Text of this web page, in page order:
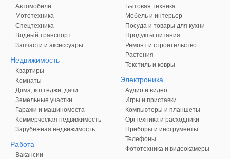
Автомобили
Мототехника
Спецтехника
Водный транспорт
Запчасти и аксессуары
Недвижимость
Квартиры
Комнаты
Дома, коттеджи, дачи
Земельные участки
Гаражи и машиноместа
Коммерческая недвижимость
Зарубежная недвижимость
Работа
Вакансии
Бытовая техника
Мебель и интерьер
Посуда и товары для кухни
Продукты питания
Ремонт и строительство
Растения
Текстиль и ковры
Электроника
Аудио и видео
Игры и приставки
Компьютеры и планшеты
Оргтехника и расходники
Приборы и инструменты
Телефоны
Фототехника и видеокамеры